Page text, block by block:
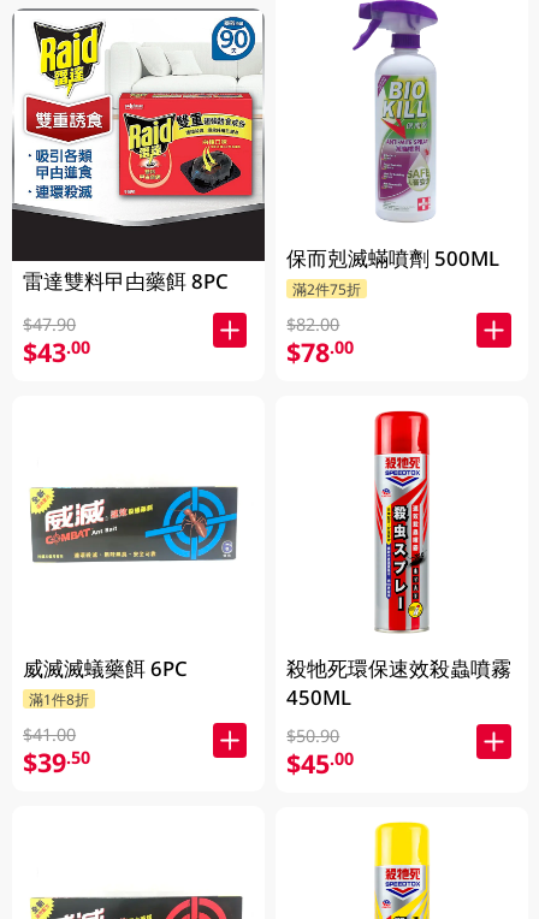
雷達雙料曱甴藥餌 8PC
$47.90
$43.00
威滅滅蟻藥餌 6PC
滿1件8折
$41.00
$39.50
保而剋滅蟎噴劑 500ML
滿2件75折
$82.00
$78.00
殺牠死環保速效殺蟲噴霧
450ML
$50.90
$45.00